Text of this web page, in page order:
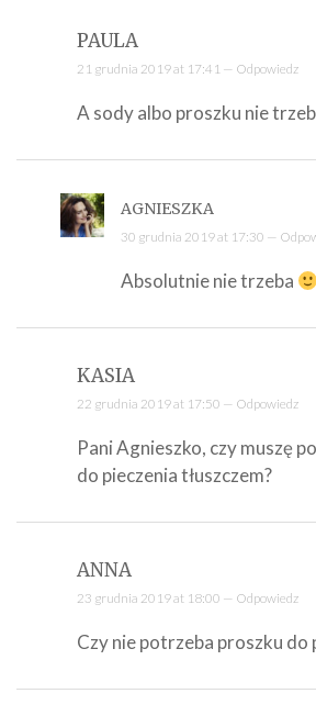
PAULA
21 grudnia 2019 at 17:41 — Odpowiedz
A sody albo proszku nie
AGNIESZKA
30 grudnia 2019 at 17:30 —
Absolutnie nie trzeba
KASIA
22 grudnia 2019 at 17:50 — Odpowiedz
Pani Agnieszko, czy muszę
do pieczenia tłuszczem?
ANNA
23 grudnia 2019 at 18:00 — Odpowiedz
Czy nie potrzeba proszku do